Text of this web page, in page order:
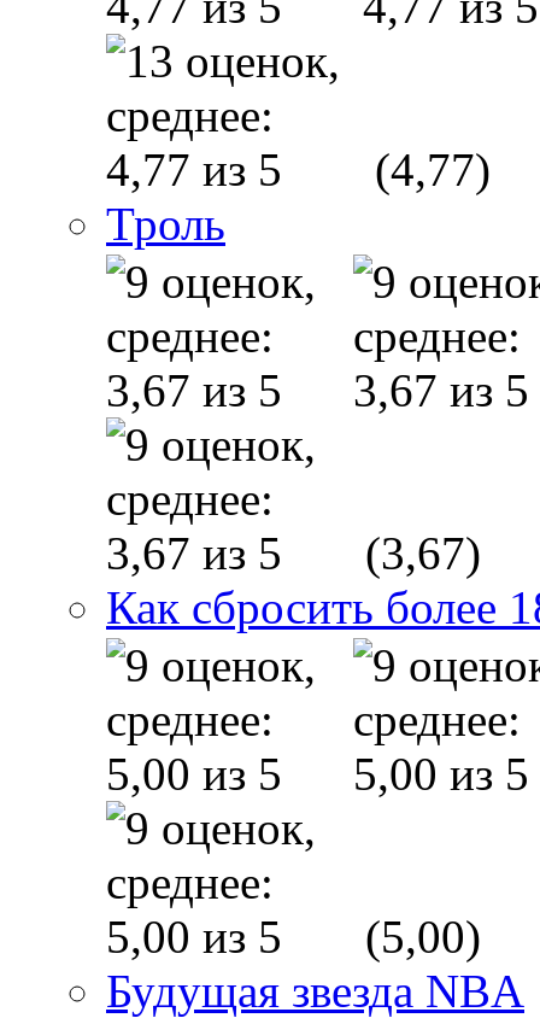
(4,77)
Троль
(3,67)
Как сбросить более
(5,00)
Будущая звезда NBA